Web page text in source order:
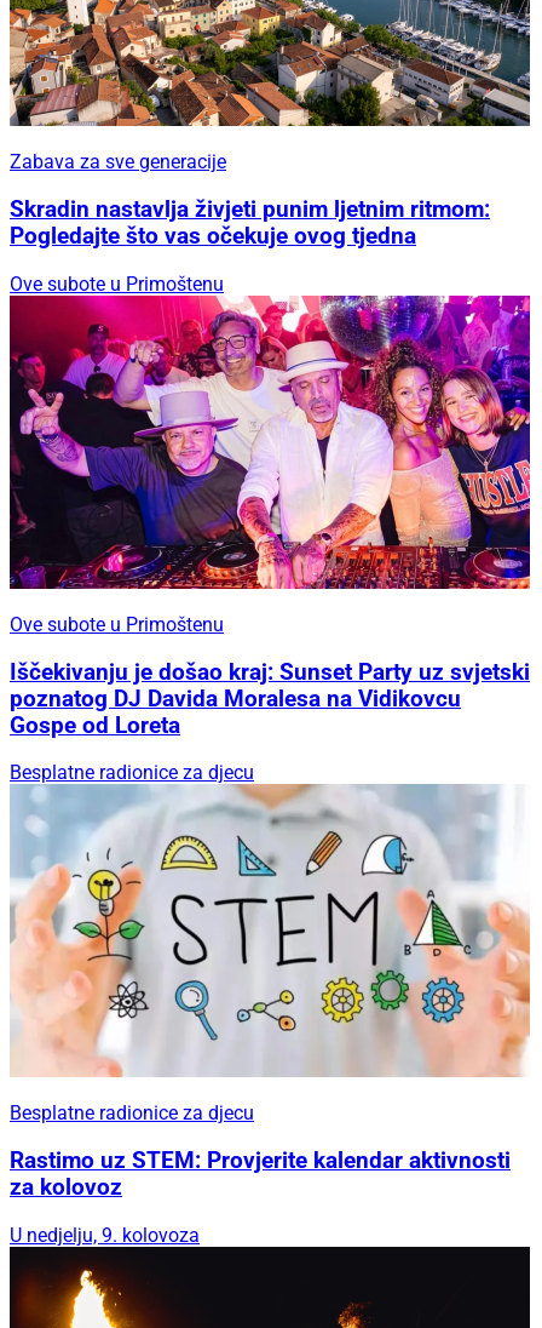
Zabava za sve generacije
Skradin nastavlja živjeti punim ljetnim ritmom:
Pogledajte što vas očekuje ovog tjedna
Ove subote u Primoštenu
Ove subote u Primoštenu
Iščekivanju je došao kraj: Sunset Party uz svjetski
poznatog DJ Davida Moralesa na Vidikovcu
Gospe od Loreta
Besplatne radionice za djecu
Besplatne radionice za djecu
Rastimo uz STEM: Provjerite kalendar aktivnosti
za kolovoz
U nedjelju, 9. kolovoza